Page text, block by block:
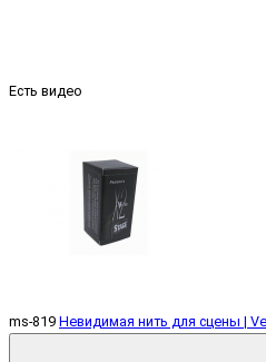
Есть видео
ms-819 Невидимая нить для сцены |